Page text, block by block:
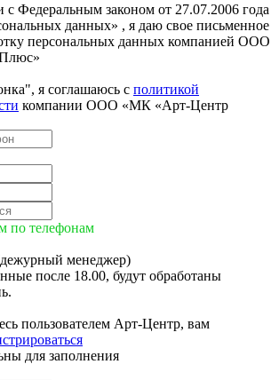
с Федеральным законом от 27.07.2006 года
данных» , я даю свое письменное
персональных данных компанией ООО
я соглашаюсь с политикой
компании ООО «МК «Арт-Центр
по телефонам
менеджер)
после 18.00, будут обработаны
пользователем Арт-Центр, вам
для заполнения